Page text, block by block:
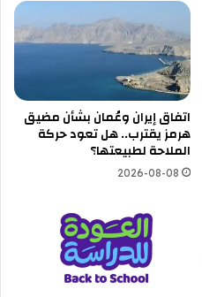
اتفاق إيران وعُمان بشأن مضيق
هرمز يقترب.. هل تعود حركة
الملاحة لطبيعتها؟
2026-08-08